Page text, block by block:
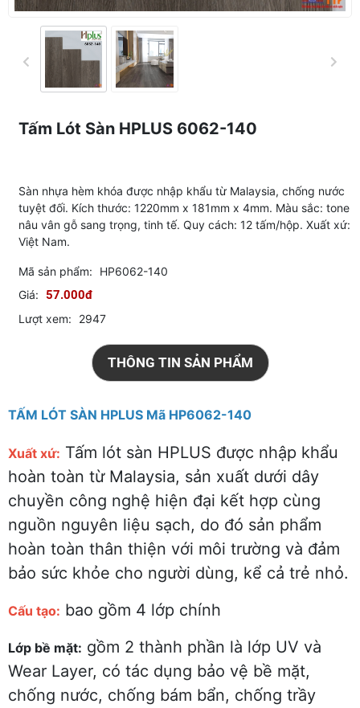
Tấm Lót Sàn HPLUS 6062-140
Sàn nhựa hèm khóa được nhập khẩu từ Malaysia, chống nước
tuyệt đối. Kích thước: 1220mm x 181mm x 4mm. Màu sắc: tone
nâu vân gỗ sang trọng, tinh tế. Quy cách: 12 tấm/hộp. Xuất xứ:
Việt Nam.
Mã sản phẩm:
HP6062-140
Giá: 57.000đ
Lượt xem: 2947
THÔNG TIN SẢN PHẨM
TẤM LÓT SÀN HPLUS Mã HP6062-140
Xuất xứ: Tấm lót sàn HPLUS được nhập khẩu
hoàn toàn từ Malaysia, sản xuất dưới dây
chuyền công nghệ hiện đại kết hợp cùng
nguồn nguyên liệu sạch, do đó sản phẩm
hoàn toàn thân thiện với môi trường và đảm
bảo sức khỏe cho người dùng, kể cả trẻ nhỏ.
Cấu tạo: bao gồm 4 lớp chính
Lớp bề mặt: gồm 2 thành phần là lớp UV và
Wear Layer, có tác dụng bảo vệ bề mặt,
chống nước, chống bám bẩn, chống trầy